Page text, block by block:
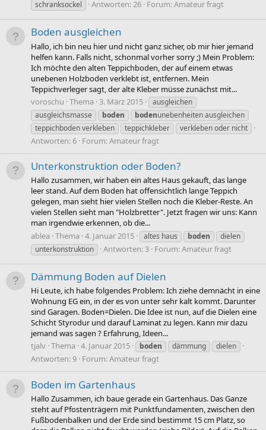
schranksockel
Antworten: 26 Forum:Amateur fragt
Boden ausgleichen
Hallo, ich bin neu hier und nicht ganz sicher, ob mir hier jemand
helfen kann. Falls nicht, schonmal vorher sorry ;) Mein Problem:
Ich möchte den alten Teppichboden, der auf einem etwas
unebenen Holzboden verklebt ist, entfernen. Mein
Teppichverleger sagt, der alte Kleber müsse zunächst mit...
voroschu Thema 3. März 2015
ausgleichen
ausgleichsmasse
boden bodenunebenheiten ausgleichen
teppichboden verkleben
teppichkleber verkleben oder nicht
Antworten: 6 Forum:Amateur fragt
Unterkonstruktion oder Boden?
Hallo zusammen, wir haben ein altes Haus gekauft, das lange
leer stand. Auf dem Boden hat offensichtlich lange Teppich
gelegen, man sieht hier vielen Stellen noch die Kleber-Reste. An
vielen Stellen sieht man "Holzbretter". Jetzt fragen wir uns: Kann
man irgendwie erkennen, ob die...
ablea Thema 4. Januar 2015 altes haus boden
dielen
unterkonstruktion
Antworten: 3 Forum:Amateur fragt
Dämmung Boden auf Dielen
Hi Leute, ich habe folgendes Problem: Ich ziehe demnächt in eine
Wohnung EG ein, in der es von unter sehr kalt kommt. Darunter
sind Garagen. Boden=Dielen. Die Idee ist nun, auf die Dielen eine
Schicht Styrodur und darauf Laminat zu legen. Kann mir dazu
jemand was sagen ? Erfahrung, Ideen...
tjalv Thema 4. Januar 2015 boden dämmung dielen
Antworten: 9 Forum:Amateur fragt
Boden im Gartenhaus
Hallo Zusammen, ich baue gerade ein Gartenhaus. Das Ganze
steht auf Pfostenträgern mit Punktfundamenten, zwischen den
Fußbodenbalken und der Erde sind bestimmt 15 cm Platz, so